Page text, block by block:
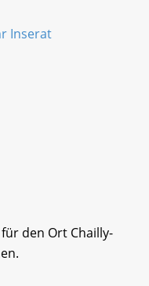
den Ort Chailly-